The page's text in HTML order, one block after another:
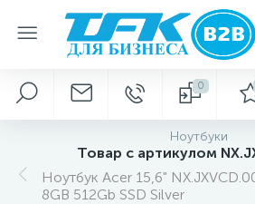
0
Ноутбуки
Товар с артикулом
Ноутбук Acer 15,6"
8GB 512Gb SSD Silver